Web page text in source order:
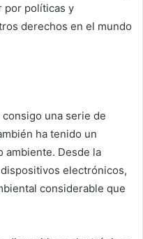
por políticas y
derechos en el mundo
una serie de
ha tenido un
ambiente. Desde la
electrónicos,
considerable que